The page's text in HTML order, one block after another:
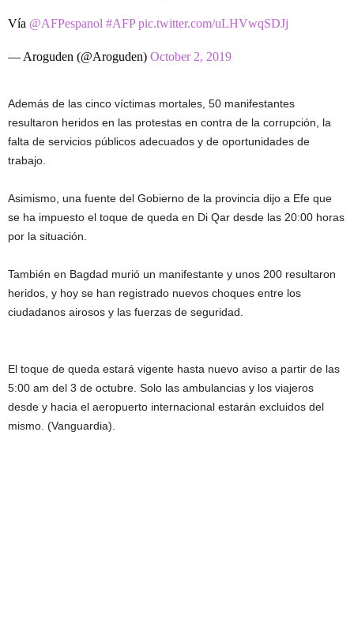
Vía @AFPespanol #AFP pic.twitter.com/uLHVwqSDJj
— Aroguden (@Aroguden) October 2, 2019
Además de las cinco víctimas mortales, 50 manifestantes
resultaron heridos en las protestas en contra de la corrupción, la
falta de servicios públicos adecuados y de oportunidades de
trabajo.
Asimismo, una fuente del Gobierno de la provincia dijo a Efe que
se ha impuesto el toque de queda en Di Qar desde las 20:00 horas
por la situación.
También en Bagdad murió un manifestante y unos 200 resultaron
heridos, y hoy se han registrado nuevos choques entre los
ciudadanos airosos y las fuerzas de seguridad.
El toque de queda estará vigente hasta nuevo aviso a partir de las
5:00 am del 3 de octubre. Solo las ambulancias y los viajeros
desde y hacia el aeropuerto internacional estarán excluidos del
mismo. (Vanguardia).